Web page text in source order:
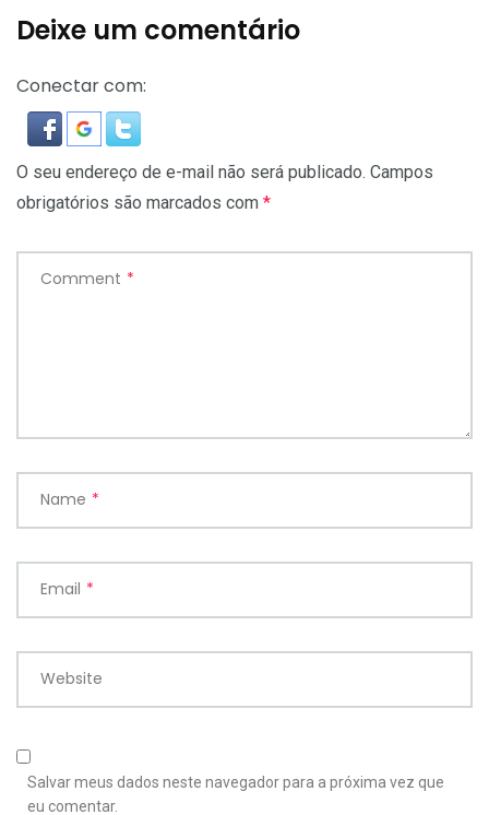
Deixe um comentário
Conectar com:
O seu endereço de e-mail não será publicado. Campos
obrigatórios são marcados com *
Comment *
Name *
Email *
Website
Salvar meus dados neste navegador para a próxima vez que
eu comentar.